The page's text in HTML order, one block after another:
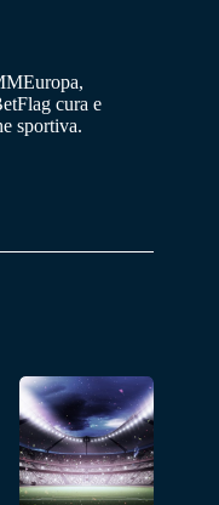
cura e
sportiva.